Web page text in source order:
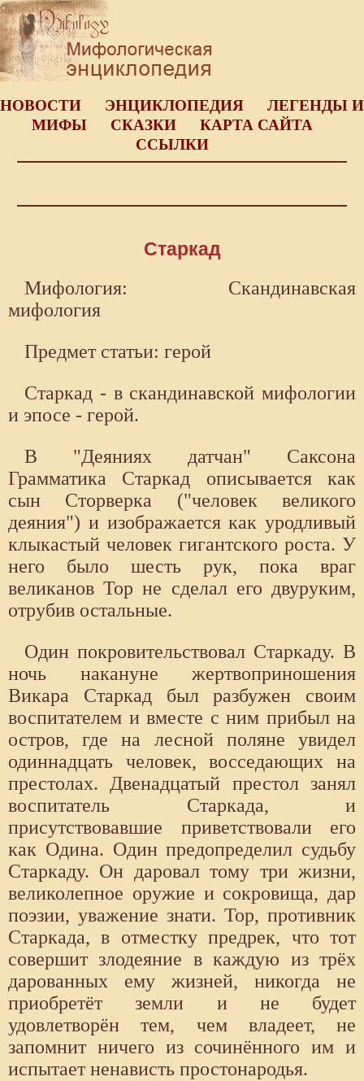
НОВОСТИ ЭНЦИКЛОПЕДИЯ
ЛЕГЕНДЫ И
МИФЫ
СКАЗКИ
КАРТА САЙТА
ССЫЛКИ
Старкад
Мифология: Скандинавская
мифология
Предмет статьи: герой
Старкад - в скандинавской мифологии
и эпосе - герой.
В "Деяниях датчан" Саксона
Грамматика Старкад описывается как
сын Сторверка ("человек великого
деяния") и изображается как уродливый
клыкастый человек гигантского роста. У
него было шесть рук, пока враг
великанов Тор не сделал его двуруким,
отрубив остальные.
Один покровительствовал Старкаду. В
ночь накануне жертвоприношения
Викара Старкад был разбужен своим
воспитателем и вместе с ним прибыл на
остров, где на лесной поляне увидел
одиннадцать человек, восседающих на
престолах. Двенадцатый престол занял
воспитатель Старкада, и
присутствовавшие приветствовали его
как Одина. Один предопределил судьбу
Старкаду. Он даровал тому три жизни,
великолепное оружие и сокровища, дар
поэзии, уважение знати. Тор, противник
Старкада, в отместку предрек, что тот
совершит злодеяние в каждую из трёх
дарованных ему жизней, никогда не
приобретёт земли и не будет
удовлетворён тем, чем владеет, не
запомнит ничего из сочинённого им и
испытает ненависть простонародья.